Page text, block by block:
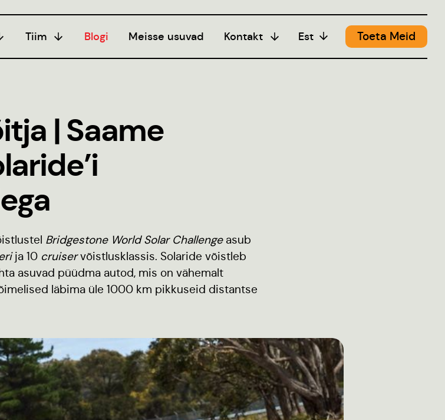
Tiim Blogi Meisse usuvad Kontakt Est Toeta Meid
| Saame
Bridgestone World Solar Challengeasub
ja 10 cruiservõistlusklassis. Solaride võistleb
asuvad püüdma autod, mis on vähemalt
läbima üle 1000 km pikkuseid distantse